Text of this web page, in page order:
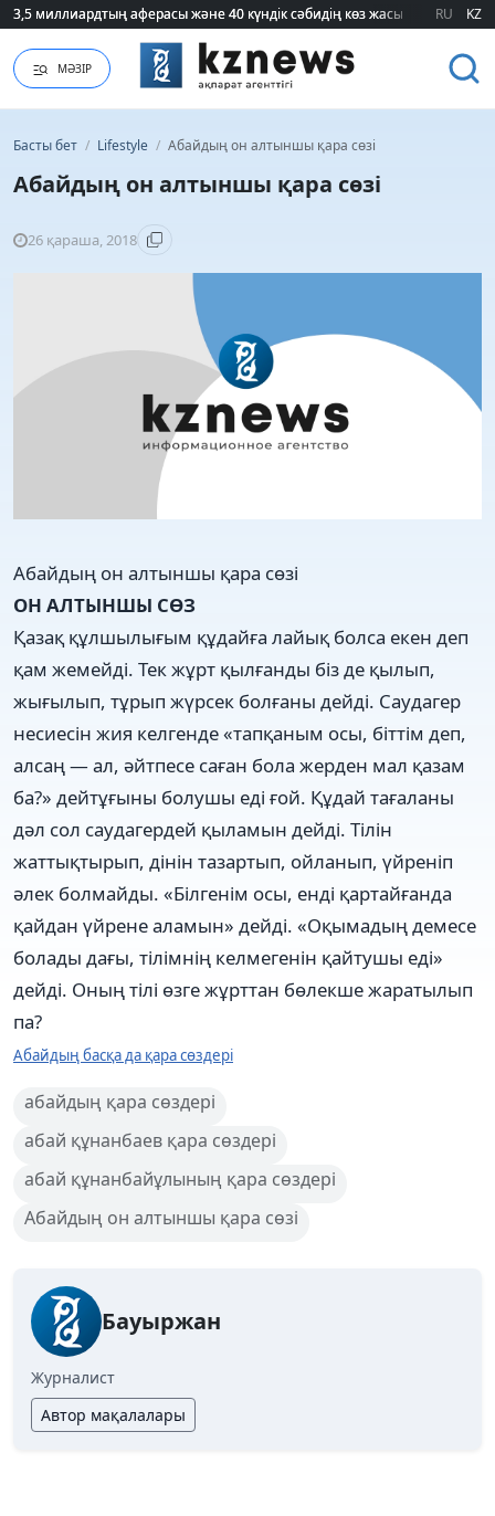
3,5 миллиардтың аферасы және 40 күндік сәбидің көз жасы:
3,5 миллиардтың аферасы және 40 күндік сәбидің көз жасы: RU KZ
МӘЗІР
Басты бет / Lifestyle / Абайдың он алтыншы қара сөзі
Абайдың он алтыншы қара сөзі
26 қараша, 2018
Абайдың он алтыншы қара сөзі
ОН АЛТЫНШЫ СӨЗ
Қазақ құлшылығым құдайға лайық болса екен деп
қам жемейді. Тек жұрт қылғанды біз де қылып,
жығылып, тұрып жүрсек болғаны дейді. Саудагер
несиесін жия келгенде «тапқаным осы, біттім деп,
алсаң — ал, әйтпесе саған бола жерден мал қазам
ба?» дейтұғыны болушы еді ғой. Құдай тағаланы
дәл сол саудагердей қыламын дейді. Тілін
жаттықтырып, дінін тазартып, ойланып, үйреніп
әлек болмайды. «Білгенім осы, енді қартайғанда
қайдан үйрене аламын» дейді. «Оқымадың демесе
болады дағы, тілімнің келмегенін қайтушы еді»
дейді. Оның тілі өзге жұрттан бөлекше жаратылып
па?
Абайдың басқа да қара сөздері
абайдың қара сөздері
абай құнанбаев қара сөздері
абай құнанбайұлының қара сөздері
Абайдың он алтыншы қара сөзі
Бауыржан
Журналист
Автор мақалалары